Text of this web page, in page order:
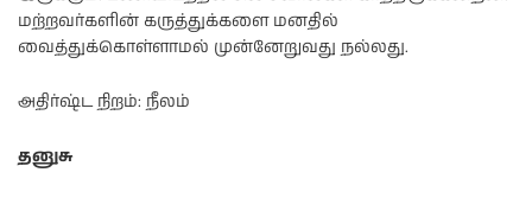
மற்றவர்களின் கருத்துக்களை மனதில்
வைத்துக்கொள்ளாமல் முன்னேறுவது நல்லது.
அதிர்ஷ்ட நிறம்: நீலம்
தனுசு